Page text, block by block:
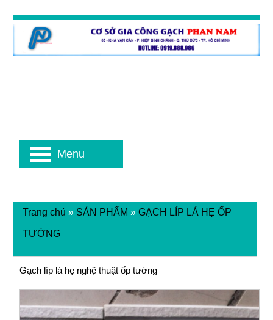
Gạch líp lá hẹ nghệ thuật ốp tường
Trang chủ » SẢN PHẨM » GẠCH LÍP LÁ HẸ ỐP
TƯỜNG
Menu